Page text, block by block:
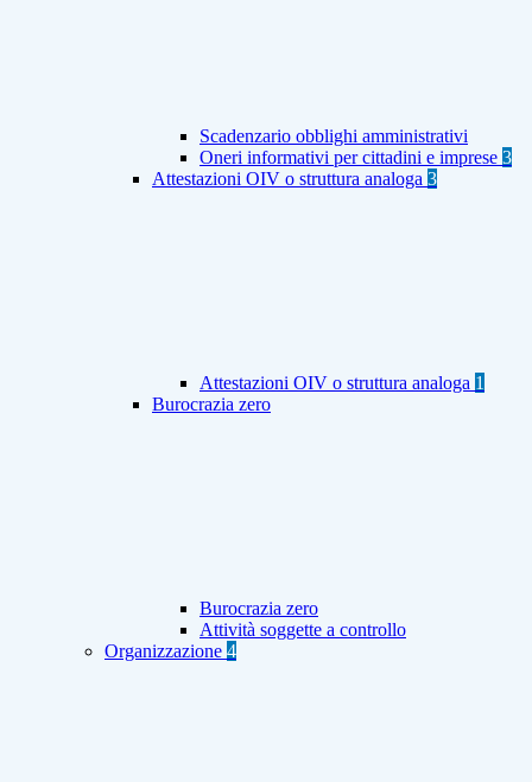
Scadenzario obblighi amministrativi
Oneri informativi per cittadini e imprese 3
Attestazioni OIV o struttura analoga 3
Attestazioni OIV o struttura analoga 1
Burocrazia zero
Burocrazia zero
Attività soggette a controllo
Organizzazione 4